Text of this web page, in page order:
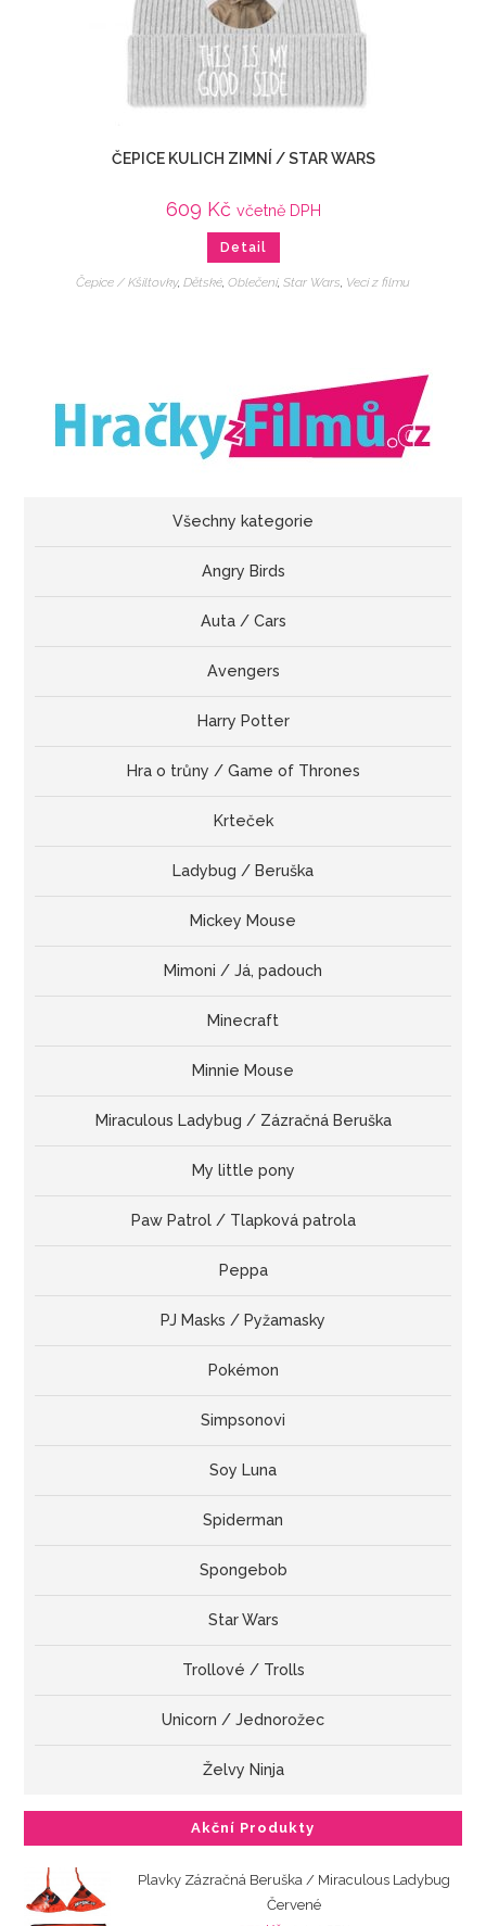
ČEPICE KULICH ZIMNÍ / STAR WARS
609 Kč včetně DPH
Detail
Čepice / Kšiltovky, Dětské, Oblečení, Star Wars, Veci z filmu
Všechny kategorie
Angry Birds
Auta / Cars
Avengers
Harry Potter
Hra o trůny / Game of Thrones
Krteček
Ladybug / Beruška
Mickey Mouse
Mimoni / Já, padouch
Minecraft
Minnie Mouse
Miraculous Ladybug / Zázračná Beruška
My little pony
Paw Patrol / Tlapková patrola
Peppa
PJ Masks / Pyžamasky
Pokémon
Simpsonovi
Soy Luna
Spiderman
Spongebob
Star Wars
Trollové / Trolls
Unicorn / Jednorožec
Želvy Ninja
Akční Produkty
Plavky Zázračná Beruška / Miraculous Ladybug
Červené